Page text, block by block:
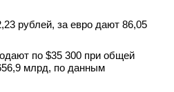
рублей, за евро дают 86,05
по $35 300 при общей
млрд, по данным